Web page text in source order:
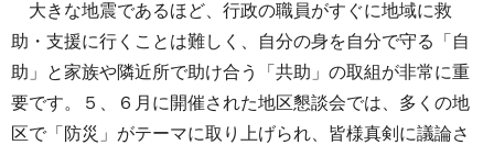
大きな地震であるほど、行政の職員がすぐに地域に救
助・支援に行くことは難しく、自分の身を自分で守る「自
助」と家族や隣近所で助け合う「共助」の取組が非常に重
要です。５、６月に開催された地区懇談会では、多くの地
区で「防災」がテーマに取り上げられ、皆様真剣に議論さ